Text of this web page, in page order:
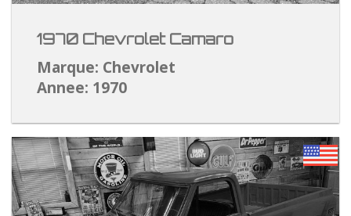
1970 Chevrolet Camaro
Marque: Chevrolet
Annee: 1970